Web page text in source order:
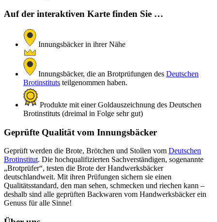
Auf der interaktiven Karte finden Sie …
Innungsbäcker in ihrer Nähe
Innungsbäcker, die an Brotprüfungen des Deutschen
Brotinstituts teilgenommen haben.
Produkte mit einer Goldauszeichnung des Deutschen
Brotinstituts (dreimal in Folge sehr gut)
Geprüfte Qualität vom Innungsbäcker
Geprüft werden die Brote, Brötchen und Stollen vom Deutschen
Brotinstitut. Die hochqualifizierten Sachverständigen, sogenannte
„Brotprüfer“, testen die Brote der Handwerksbäcker
deutschlandweit. Mit ihren Prüfungen sichern sie einen
Qualitätsstandard, den man sehen, schmecken und riechen kann –
deshalb sind alle geprüften Backwaren vom Handwerksbäcker ein
Genuss für alle Sinne!